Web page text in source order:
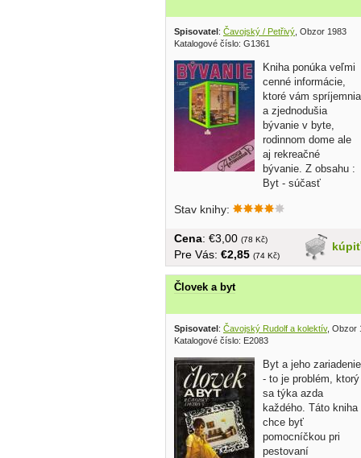
Spisovatel : Čavojský / Petřivý , Obzor 1983
Katalogové číslo: G1361
Kniha ponúka veľmi
cenné informácie,
ktoré vám spríjemnia
a zjednodušia
bývanie v byte,
rodinnom dome ale
aj rekreačné
bývanie. Z obsahu :
Byt - súčasť
Stav knihy:
kúpiť
Cena: €3,00 (78 Kč)
Pre Vás: €2,85 (74 Kč)
Človek a byt
Spisovatel: Čavojský Rudolf a kolektív, Obzor
Katalogové číslo: E2083
Byt a jeho zariadenie
- to je problém, ktorý
sa týka azda
každého. Táto kniha
chce byť
pomocníčkou pri
pestovaní